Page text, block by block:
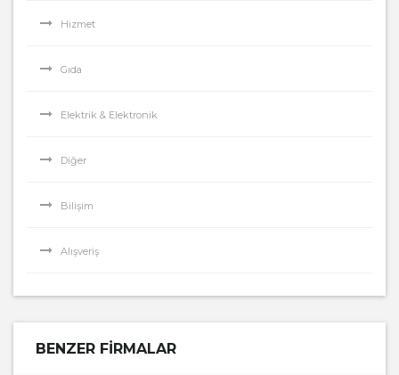
Hizmet
Gıda
Elektrik & Elektronik
Diğer
Bilişim
Alışveriş
BENZER FIRMALAR